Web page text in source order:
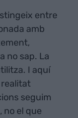
entre
amb
no sap. La
I aquí
realitat
seguim
no el que